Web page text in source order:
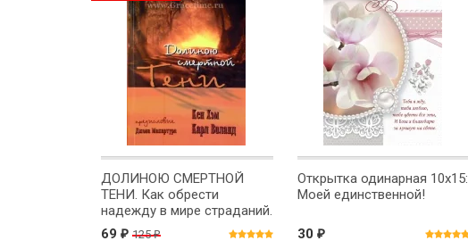
ДОЛИНОЮ СМЕРТНОЙ
ТЕНИ. Как обрести
надежду в мире страданий.
Карл Виланд и Кен Хэм
69 ₽ 125₽
Открытка одинарная 10x15:
Моей единственной!
30 ₽